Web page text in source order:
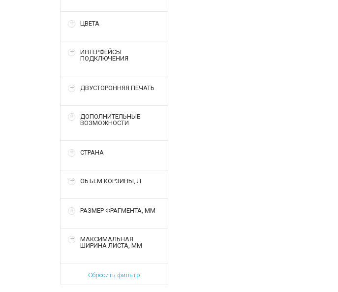
ЦВЕТА
ИНТЕРФЕЙСЫ
ПОДКЛЮЧЕНИЯ
ДВУСТОРОННЯЯ ПЕЧАТЬ
ДОПОЛНИТЕЛЬНЫЕ
ВОЗМОЖНОСТИ
СТРАНА
ОБЪЕМ КОРЗИНЫ, Л
РАЗМЕР ФРАГМЕНТА, ММ
МАКСИМАЛЬНАЯ
ШИРИНА ЛИСТА, ММ
Сбросить фильтр